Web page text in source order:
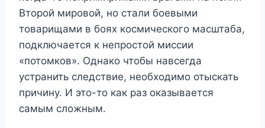
Второй мировой, но стали боевыми
товарищами в боях космического масштаба,
подключается к непростой миссии
«потомков». Однако чтобы навсегда
устранить следствие, необходимо отыскать
причину. И это-то как раз оказывается
самым сложным.